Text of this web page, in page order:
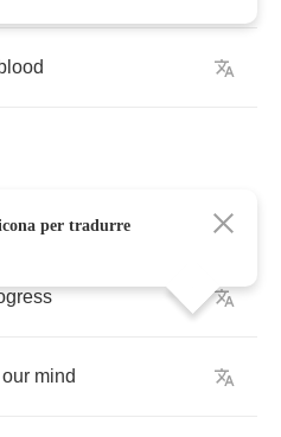
blood
our mind
per tradurre